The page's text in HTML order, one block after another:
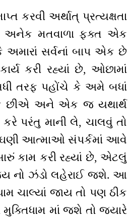
કરવી અર્થાત્ પ્રત્યક્ષતા
અનેક મતવાળા ફક્ત એક
અમારાં સર્વનાં બાપ એક છે
કરી રહ્યાં છે, ઓછામાં
તરફ પહોંચે કે અમે બધાં
છીએ અને એક જ યથાર્થ
પરંતુ માની લે, ચાલવું તો
આત્માઓ સંપર્કમાં આવે
કામ કરી રહ્યાં છે, એટલું
નો ઝંડો લહેરાઈ જશે. આ
ચાલ્યાં જાય તો પણ ઠીક
માં જશે તો જ્યારે